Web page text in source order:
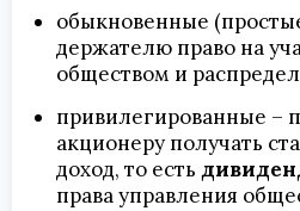
обыкновенные
держателю право на
обществом и
привилегированные –
акционеру получать
доход, то есть
права управления